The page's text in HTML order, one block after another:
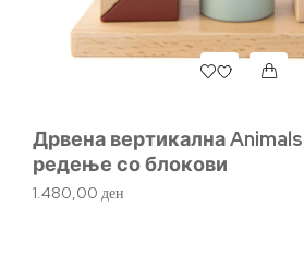
Дрвена вертикална
редење со блокови
1.480,00 ден